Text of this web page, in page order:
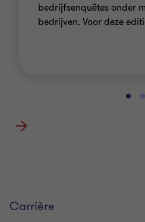
bedrijfsenquêtes onder
bedrijven. Voor deze
Carrière